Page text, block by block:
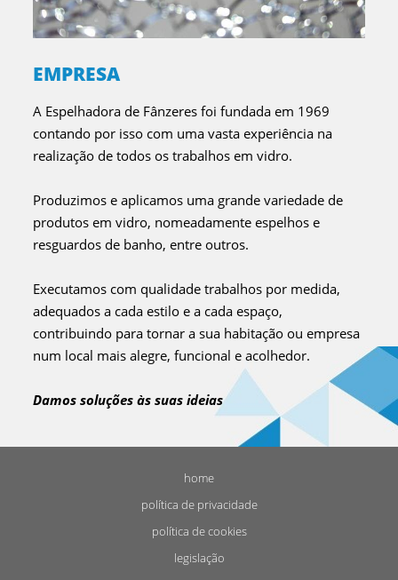
EMPRESA
A Espelhadora de Fânzeres foi fundada em 1969
contando por isso com uma vasta experiência na
realização de todos os trabalhos em vidro.
Produzimos e aplicamos uma grande variedade de
produtos em vidro, nomeadamente espelhos e
resguardos de banho, entre outros.
Executamos com qualidade trabalhos por medida,
adequados a cada estilo e a cada espaço,
contribuindo para tornar a sua habitação ou empresa
num local mais alegre, funcional e acolhedor.
Damos soluções às suas ideias
home
política de privacidade
política de cookies
legislação